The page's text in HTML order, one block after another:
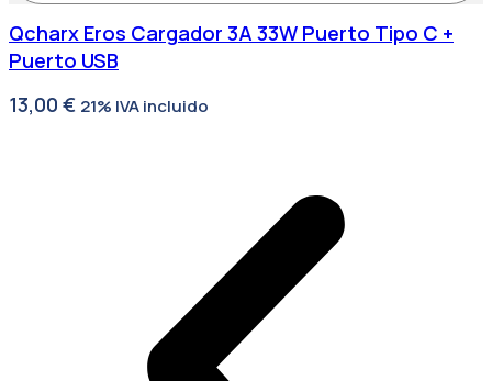
Qcharx Eros Cargador 3A 33W Puerto Tipo C +
Puerto USB
13,00 € 21% IVA incluido